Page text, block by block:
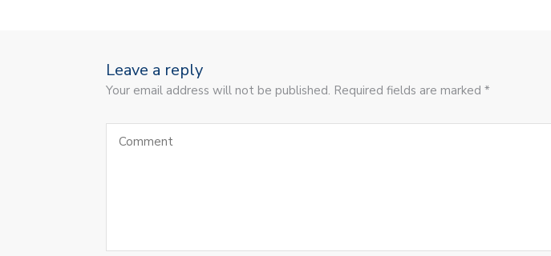
Leave a reply
Your email address will not be published. Required fields are marked *